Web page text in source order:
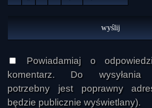
Powiadamiaj o
komentarz. Do wysyłania
potrzebny jest poprawny
będzie publicznie wyświetlany).